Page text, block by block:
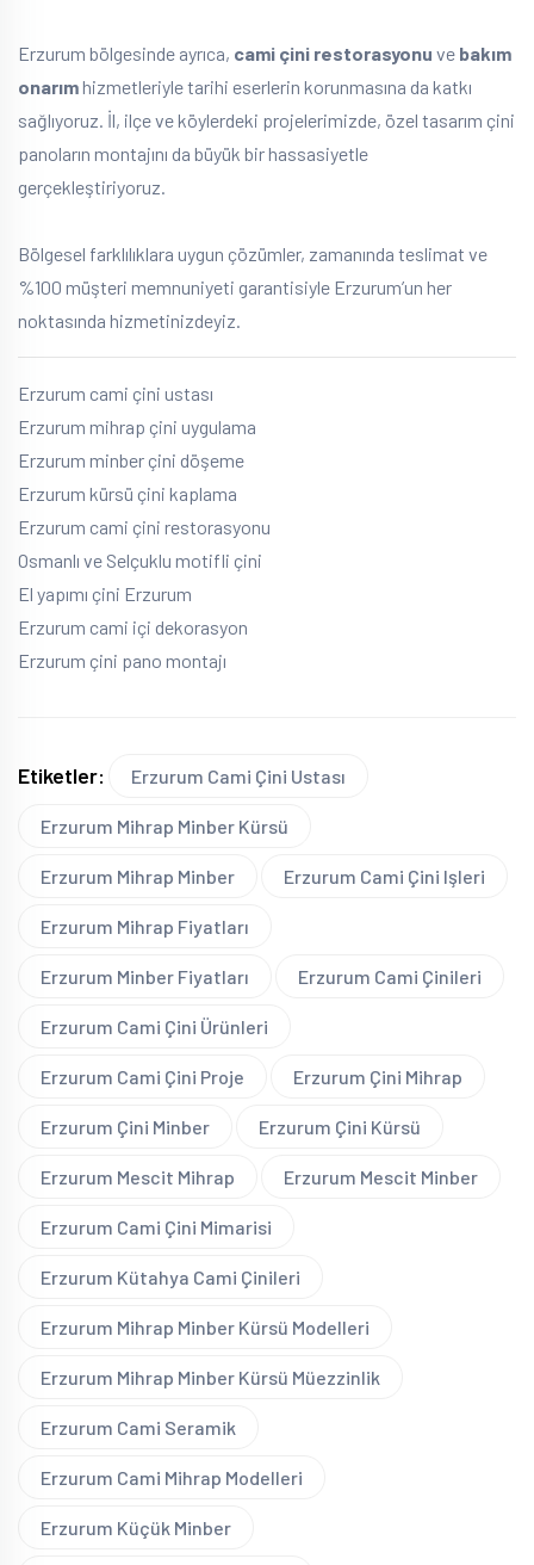
Erzurum bölgesinde ayrıca, cami çini restorasyonu ve bakım
onarımhizmetleriyle tarihi eserlerin korunmasına da katkı
sağlıyoruz. İl, ilçe ve köylerdeki projelerimizde, özel tasarım çini
panoların montajını da büyük bir hassasiyetle
gerçekleştiriyoruz.
Bölgesel farklılıklara uygun çözümler, zamanında teslimat ve
%100 müşteri memnuniyeti garantisiyle Erzurum’un her
noktasında hizmetinizdeyiz.
Erzurum cami çini ustası
Erzurum mihrap çini uygulama
Erzurum minber çini döşeme
Erzurum kürsü çini kaplama
Erzurum cami çini restorasyonu
Osmanlı ve Selçuklu motifli çini
El yapımı çini Erzurum
Erzurum cami içi dekorasyon
Erzurum çini pano montajı
Etiketler: Erzurum Cami Çini Ustası
Erzurum Mihrap Minber Kürsü
Erzurum Mihrap Minber Erzurum Cami Çini Işleri
Erzurum Mihrap Fiyatları
Erzurum Minber Fiyatları Erzurum Cami Çinileri
Erzurum Cami Çini Ürünleri
Erzurum Cami Çini Proje Erzurum Çini Mihrap
Erzurum Çini Minber Erzurum Çini Kürsü
Erzurum Mescit Mihrap Erzurum Mescit Minber
Erzurum Cami Çini Mimarisi
Erzurum Kütahya Cami Çinileri
Erzurum Mihrap Minber Kürsü Modelleri
Erzurum Mihrap Minber Kürsü Müezzinlik
Erzurum Cami Seramik
Erzurum Cami Mihrap Modelleri
Erzurum Küçük Minber